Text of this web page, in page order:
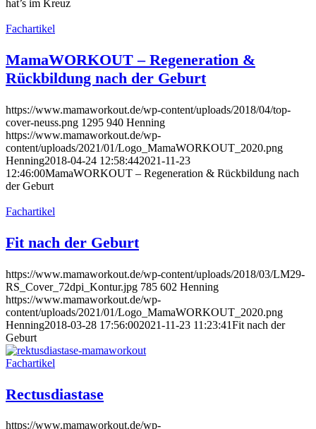
hat’s im Kreuz
Fachartikel
MamaWORKOUT – Regeneration &
Rückbildung nach der Geburt
https://www.mamaworkout.de/wp-content/uploads/2018/04/top-
cover-neuss.png 1295 940 Henning
https://www.mamaworkout.de/wp-
content/uploads/2021/01/Logo_MamaWORKOUT_2020.png
Henning2018-04-24 12:58:442021-11-23
12:46:00MamaWORKOUT – Regeneration & Rückbildung nach
der Geburt
Fachartikel
Fit nach der Geburt
https://www.mamaworkout.de/wp-content/uploads/2018/03/LM29-
RS_Cover_72dpi_Kontur.jpg 785 602 Henning
https://www.mamaworkout.de/wp-
content/uploads/2021/01/Logo_MamaWORKOUT_2020.png
Henning2018-03-28 17:56:002021-11-23 11:23:41Fit nach der
Geburt
Fachartikel
Rectusdiastase
https://www.mamaworkout.de/wp-